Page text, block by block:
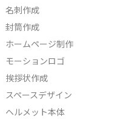
名刺作成
封筒作成
ホームページ制作
モーションロゴ
挨拶状作成
スペースデザイン
ヘルメット本体